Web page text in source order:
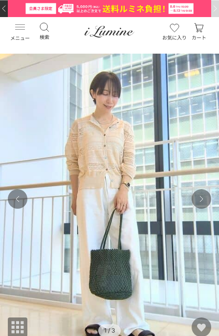
メニュー 検索 お気に入り カート
1/ 3